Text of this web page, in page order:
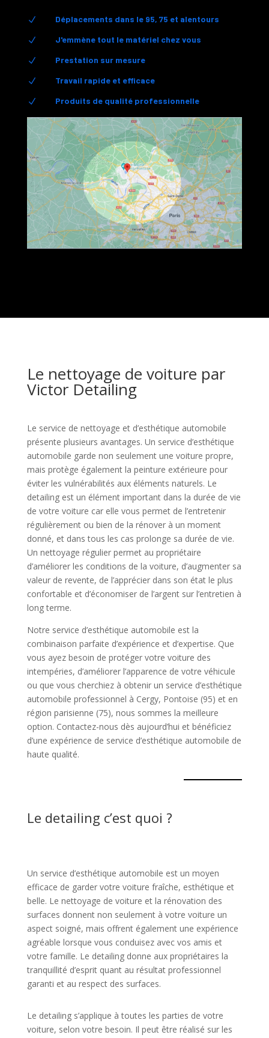
N Déplacements dans le 95, 75 et alentours
N J'emmène tout le matériel chez vous
N Prestation sur mesure
N Travail rapide et efficace
N Produits de qualité professionnelle
Le nettoyage de voiture par
Victor Detailing
Le service de nettoyage et d’esthétique automobile
présente plusieurs avantages. Un service d’esthétique
automobile garde non seulement une voiture propre,
mais protège également la peinture extérieure pour
éviter les vulnérabilités aux éléments naturels. Le
detailing est un élément important dans la durée de vie
de votre voiture car elle vous permet de l’entretenir
régulièrement ou bien de la rénover à un moment
donné, et dans tous les cas prolonge sa durée de vie.
Un nettoyage régulier permet au propriétaire
d’améliorer les conditions de la voiture, d’augmenter sa
valeur de revente, de l’apprécier dans son état le plus
confortable et d’économiser de l’argent sur l’entretien à
long terme.
Notre service d’esthétique automobile est la
combinaison parfaite d’expérience et d’expertise. Que
vous ayez besoin de protéger votre voiture des
intempéries, d’améliorer l’apparence de votre véhicule
ou que vous cherchiez à obtenir un service d’esthétique
automobile professionnel à Cergy, Pontoise (95) et en
région parisienne (75), nous sommes la meilleure
option. Contactez-nous dès aujourd’hui et bénéficiez
d’une expérience de service d’esthétique automobile de
haute qualité.
Le detailing c’est quoi ?
Un service d’esthétique automobile est un moyen
efficace de garder votre voiture fraîche, esthétique et
belle. Le nettoyage de voiture et la rénovation des
surfaces donnent non seulement à votre voiture un
aspect soigné, mais offrent également une expérience
agréable lorsque vous conduisez avec vos amis et
votre famille. Le detailing donne aux propriétaires la
tranquillité d’esprit quant au résultat professionnel
garanti et au respect des surfaces.
Le detailing s’applique à toutes les parties de votre
voiture, selon votre besoin. Il peut être réalisé sur les